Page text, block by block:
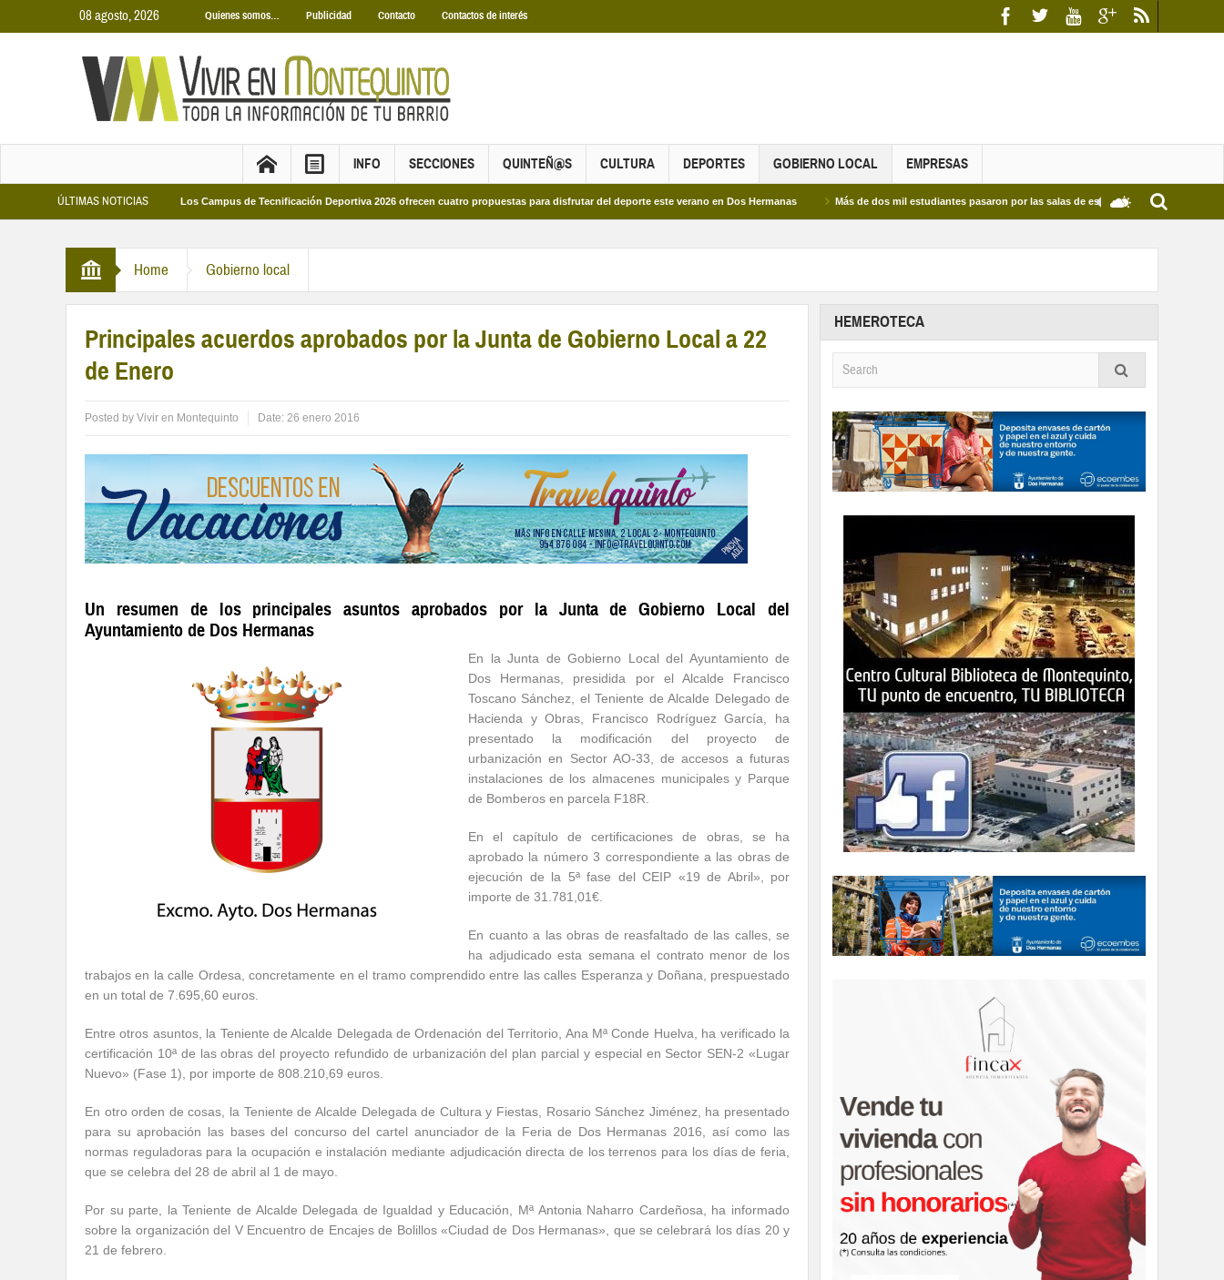
08 agosto, 2026 Quienes somos… Publicidad Contacto Contactos de interés
INFO SECCIONES QUINTEÑ@S CULTURA DEPORTES GOBIERNO LOCAL EMPRESAS
ÚLTIMAS NOTICIAS
Municipales 2026 Los Campus de Tecnificación Deportiva 2026 ofrecen cuatro propuestas para disfrutar del deporte este verano en Dos Hermanas Más de dos mil estudiantes pasaron por las salas de estudio de las Bibliotecas
Home Gobierno local
Principales acuerdos aprobados por la Junta de Gobierno Local a 22
de Enero
Posted by Vivir en Montequinto Date: 26 enero 2016
Un resumen de los principales asuntos aprobados por la Junta de Gobierno Local del
Ayuntamiento de Dos Hermanas
En la Junta de Gobierno Local del Ayuntamiento de
Dos Hermanas, presidida por el Alcalde Francisco
Toscano Sánchez, el Teniente de Alcalde Delegado de
Hacienda y Obras, Francisco Rodríguez García, ha
presentado la modificación del proyecto de
urbanización en Sector AO-33, de accesos a futuras
instalaciones de los almacenes municipales y Parque
de Bomberos en parcela F18R.
En el capítulo de certificaciones de obras, se ha
aprobado la número 3 correspondiente a las obras de
ejecución de la 5ª fase del CEIP «19 de Abril», por
importe de 31.781,01€.
En cuanto a las obras de reasfaltado de las calles, se
ha adjudicado esta semana el contrato menor de los
trabajos en la calle Ordesa, concretamente en el tramo comprendido entre las calles Esperanza y Doñana, prespuestado
en un total de 7.695,60 euros.
Entre otros asuntos, la Teniente de Alcalde Delegada de Ordenación del Territorio, Ana Mª Conde Huelva, ha verificado la
certificación 10ª de las obras del proyecto refundido de urbanización del plan parcial y especial en Sector SEN-2 «Lugar
Nuevo» (Fase 1), por importe de 808.210,69 euros.
En otro orden de cosas, la Teniente de Alcalde Delegada de Cultura y Fiestas, Rosario Sánchez Jiménez, ha presentado
para su aprobación las bases del concurso del cartel anunciador de la Feria de Dos Hermanas 2016, así como las
normas reguladoras para la ocupación e instalación mediante adjudicación directa de los terrenos para los días de feria,
que se celebra del 28 de abril al 1 de mayo.
Por su parte, la Teniente de Alcalde Delegada de Igualdad y Educación, Mª Antonia Naharro Cardeñosa, ha informado
sobre la organización del V Encuentro de Encajes de Bolillos «Ciudad de Dos Hermanas», que se celebrará los días 20 y
21 de febrero.
HEMEROTECA